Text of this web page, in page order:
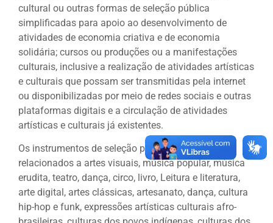
cultural ou outras formas de seleção pública
simplificadas para apoio ao desenvolvimento de
atividades de economia criativa e de economia
solidária; cursos ou produções ou a manifestações
culturais, inclusive a realização de atividades artísticas
e culturais que possam ser transmitidas pela internet
ou disponibilizadas por meio de redes sociais e outras
plataformas digitais e a circulação de atividades
artísticas e culturais já existentes.
Os instrumentos de seleção previstos estão
relacionados a artes visuais, música popular, música
erudita, teatro, dança, circo, livro, Leitura e literatura,
arte digital, artes clássicas, artesanato, dança, cultura
hip-hop e funk, expressões artísticas culturais afro-